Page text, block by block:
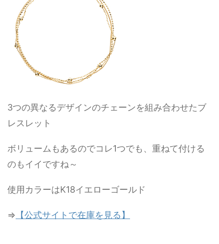
3つの異なるデザインのチェーンを組み合わせたブ
レスレット
ボリュームもあるのでコレ1つでも、重ねて付ける
のもイイですね～
使用カラーはK18イエローゴールド
⇒ 【公式サイトで在庫を見る】